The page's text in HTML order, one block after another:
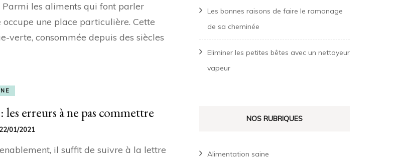
Parmi les aliments qui font parler
occupe une place particulière. Cette
verte, consommée depuis des siècles
les erreurs à ne pas commettre
22/01/2021
il suffit de suivre à la lettre
Les bonnes raisons de faire le ramonage
de sa cheminée
Eliminer les petites bêtes avec un nettoyeur
vapeur
NOS RUBRIQUES
Alimentation saine